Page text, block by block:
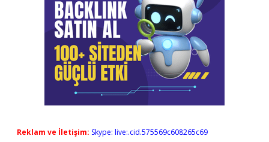
Reklam ve İletişim: Skype: live:.cid.575569c608265c69